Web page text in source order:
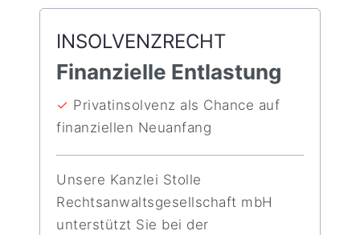
INSOLVENZRECHT
Finanzielle Entlastung
✓ Privatinsolvenz als Chance auf
finanziellen Neuanfang
Unsere Kanzlei Stolle
Rechtsanwaltsgesellschaft mbH
unterstützt Sie bei der